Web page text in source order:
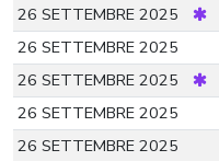
26 SETTEMBRE 2025
26 SETTEMBRE 2025
26 SETTEMBRE 2025
26 SETTEMBRE 2025
26 SETTEMBRE 2025